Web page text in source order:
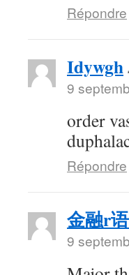
Répondre
Idywgh
9
order
Répondre
金融r
9